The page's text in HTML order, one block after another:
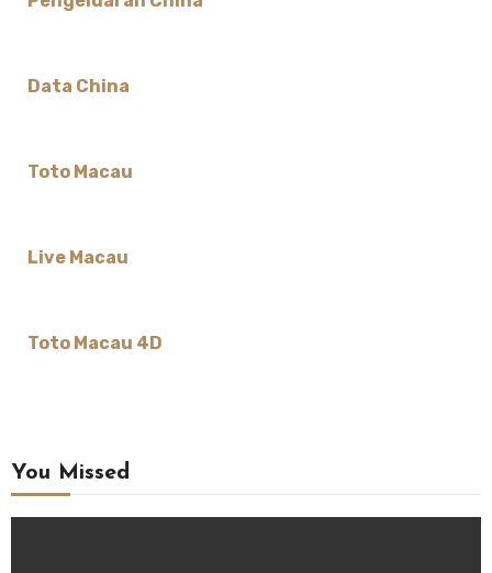
Data China
Toto Macau
Live Macau
Toto Macau 4D
You Missed